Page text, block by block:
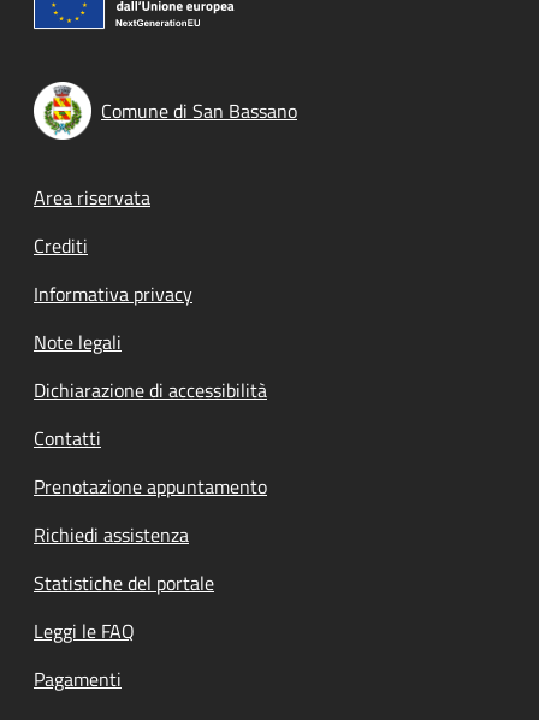
Comune di San Bassano
Footer menu
Area riservata
Crediti
Informativa privacy
Note legali
Dichiarazione di accessibilità
Contatti
Prenotazione appuntamento
Richiedi assistenza
Statistiche del portale
Leggi le FAQ
Pagamenti